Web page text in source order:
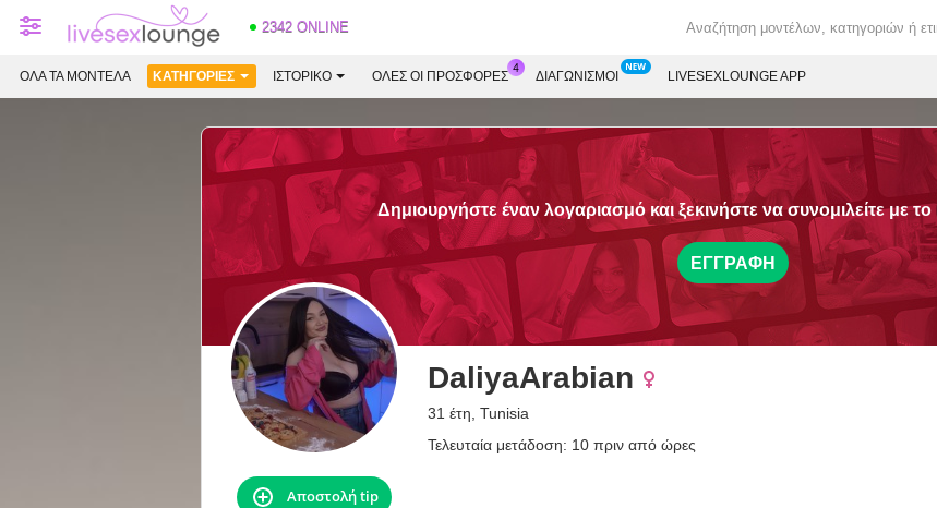
2342 ONLINE
ΌΛΑ ΤΑ ΜΟΝΤΈΛΑ ΚΑΤΗΓΟΡΊΕΣ ΙΣΤΟΡΙΚΌ ΟΛΕΣ ΟΙ ΠΡΟΣΦΟΡΕΣ ΔΙΑΓΩΝΙΣΜΟΊ LIVESEXLOUNGE APP
Δημιουργήστε έναν λογαριασμό και ξεκινήστε να συνομιλείτε με το
ΕΓΓΡΑΦΉ
DaliyaArabian
31 έτη, Tunisia
Τελευταία μετάδοση: 10 πριν από ώρες
Αποστολή tip